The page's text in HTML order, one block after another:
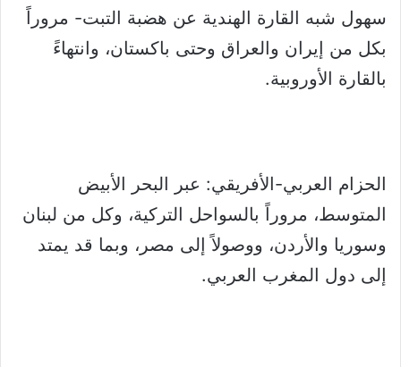
سهول شبه القارة الهندية عن هضبة التبت- مروراً
بكل من إيران والعراق وحتى باكستان، وانتهاءً
بالقارة الأوروبية.
الحزام العربي-الأفريقي: عبر البحر الأبيض
المتوسط، مروراً بالسواحل التركية، وكل من لبنان
وسوريا والأردن، ووصولاً إلى مصر، وبما قد يمتد
إلى دول المغرب العربي.